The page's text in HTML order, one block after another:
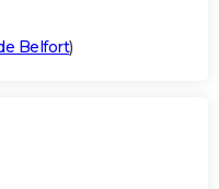
Belfort)